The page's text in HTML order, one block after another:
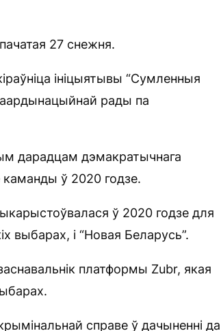
27 снежня.
ініцыятывы “Сумленныя
рады па
дарадцам дэмакратычнага
каманды ў 2020 годзе.
ў 2020 годзе для
выбарах, і “Новая Беларусь”.
платформы Zubr, якая
справе ў дачыненні да